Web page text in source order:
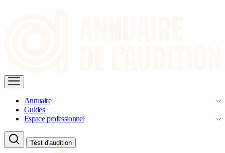
Annuaire
Guides
Espace professionnel
Test d'audition